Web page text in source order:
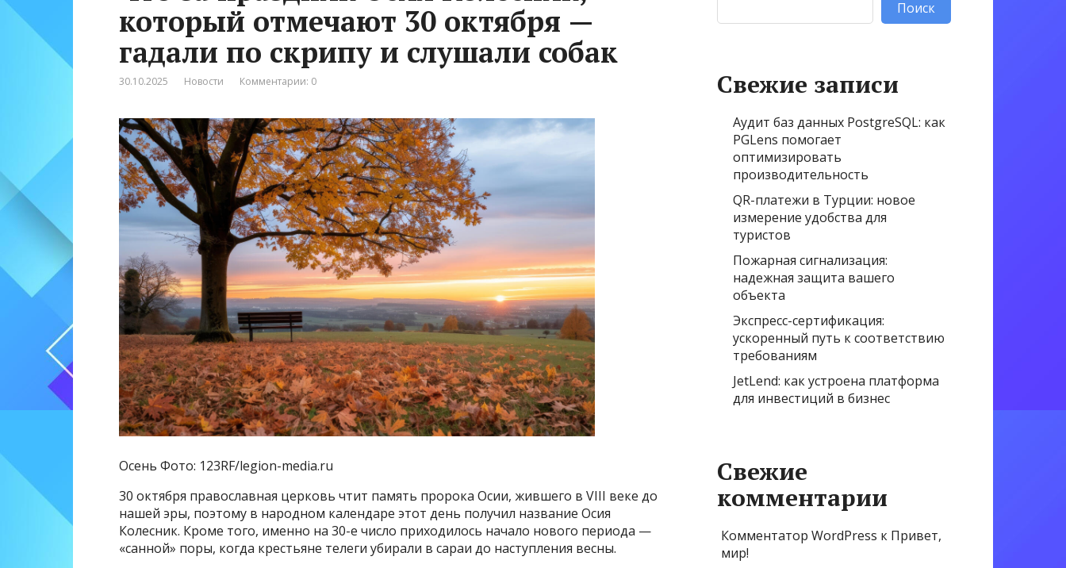
который отмечают 30 октября —
гадали по скрипу и слушали собак
30.10.2025 Новости Комментарии: 0
Осень Фото: 123RF/legion-media.ru
30 октября православная церковь чтит память пророка Осии, жившего в VIII веке до
нашей эры, поэтому в народном календаре этот день получил название Осия
Колесник. Кроме того, именно на 30-е число приходилось начало нового периода —
«санной» поры, когда крестьяне телеги убирали в сараи до наступления весны.
Поиск
Свежие записи
Аудит баз данных PostgreSQL: как
PGLens помогает
оптимизировать
производительность
QR-платежи в Турции: новое
измерение удобства для
туристов
Пожарная сигнализация:
надежная защита вашего
объекта
Экспресс-сертификация:
ускоренный путь к соответствию
требованиям
JetLend: как устроена платформа
для инвестиций в бизнес
Свежие
комментарии
Комментатор WordPress к Привет,
мир!